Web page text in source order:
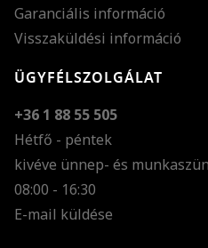
Garanciális információ
Visszaküldési információ
ÜGYFÉLSZOLGÁLAT
+36 1 88 55 505
Hétfő - péntek
kivéve ünnep- és
08:00 - 16:30
E-mail küldése